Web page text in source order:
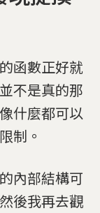
函數正好就
不是真的那
什麼都可以
制。
內部結構可
後我再去觀